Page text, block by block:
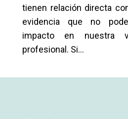
tienen relación directa
evidencia que no
impacto en nuestra
profesional. Si...